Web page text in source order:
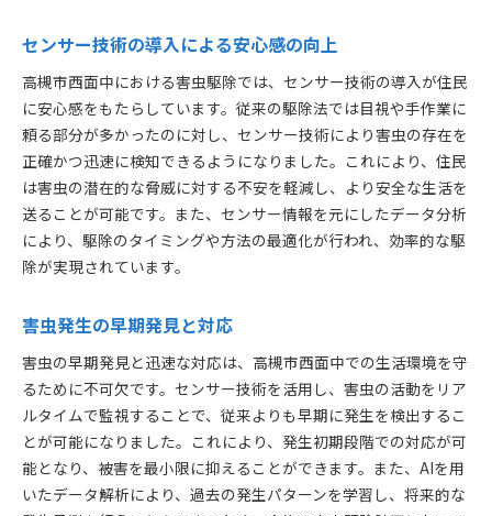
センサー技術の導入による安心感の向上
高槻市西面中における害虫駆除では、センサー技術の導入が住民
に安心感をもたらしています。従来の駆除法では目視や手作業に
頼る部分が多かったのに対し、センサー技術により害虫の存在を
正確かつ迅速に検知できるようになりました。これにより、住民
は害虫の潜在的な脅威に対する不安を軽減し、より安全な生活を
送ることが可能です。また、センサー情報を元にしたデータ分析
により、駆除のタイミングや方法の最適化が行われ、効率的な駆
除が実現されています。
害虫発生の早期発見と対応
害虫の早期発見と迅速な対応は、高槻市西面中での生活環境を守
るために不可欠です。センサー技術を活用し、害虫の活動をリア
ルタイムで監視することで、従来よりも早期に発生を検出するこ
とが可能になりました。これにより、発生初期段階での対応が可
能となり、被害を最小限に抑えることができます。また、AIを用
いたデータ解析により、過去の発生パターンを学習し、将来的な